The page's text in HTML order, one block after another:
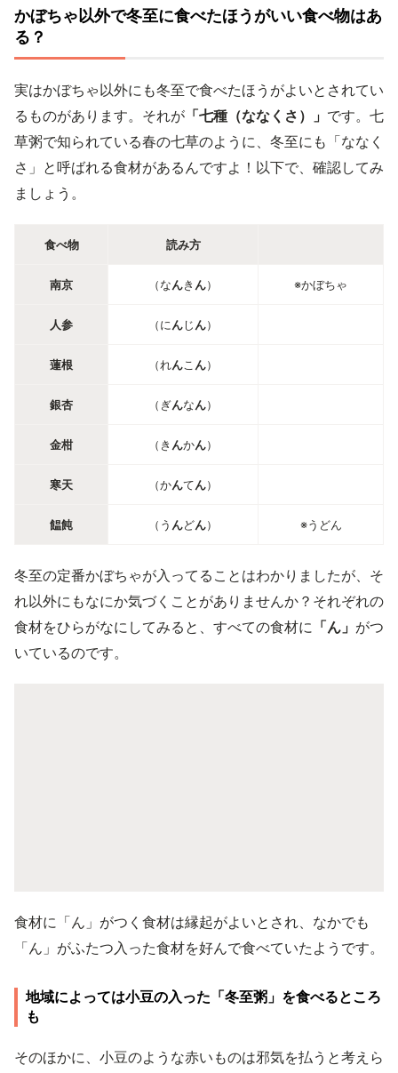
かぼちゃ以外で冬至に食べたほうがいい食べ物はあ
る？
実はかぼちゃ以外にも冬至で食べたほうがよいとされてい
るものがあります。それが 「七種（ななくさ）」 です。七
草粥で知られている春の七草のように、冬至にも「ななく
さ」と呼ばれる食材があるんですよ！以下で、確認してみ
ましょう。
食べ物 読み方
南京 （なんき ん） ※かぼちゃ
人参 （にんじん）
蓮根 （れんこ ん）
銀杏 （ぎんなん）
金柑 （き んかん）
寒天 （かんてん）
饂飩 （う んどん） ※うどん
冬至の定番かぼちゃが入ってることはわかりましたが、そ
れ以外にもなにか気づくことがありませんか？それぞれの
食材をひらがなにしてみると、すべての食材に 「ん」 がつ
いているのです。
食材に「ん」がつく食材は縁起がよいとされ、なかでも
「ん」がふたつ入った食材を好んで食べていたようです。
地域によっては小豆の入った「冬至粥」を食べるところ
も
そのほかに、小豆のような赤いものは邪気を払うと考えら